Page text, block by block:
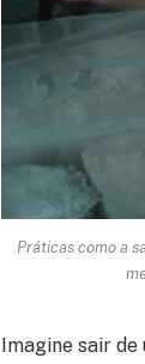
Práticas como a
Imagine sair de